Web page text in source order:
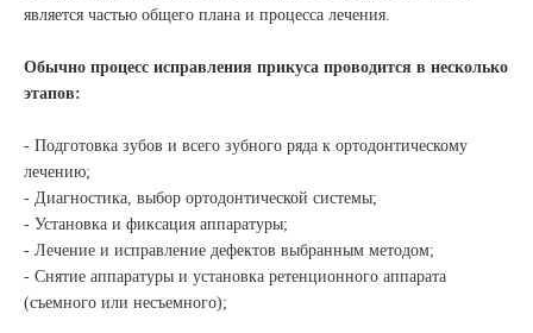
является частью общего плана и процесса лечения.
Обычно процесс исправления прикуса проводится в несколько
этапов:
- Подготовка зубов и всего зубного ряда к ортодонтическому
лечению;
- Диагностика, выбор ортодонтической системы;
- Установка и фиксация аппаратуры;
- Лечение и исправление дефектов выбранным методом;
- Снятие аппаратуры и установка ретенционного аппарата
(съемного или несъемного);